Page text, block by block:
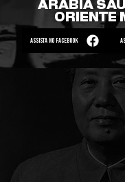
ARÁBIA
ORIENTE
ASSISTA NO FACEBOOK